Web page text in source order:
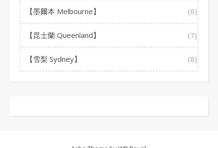
【墨爾本 Melbourne】 (6)
【昆士蘭 Queenland】 (7)
【雪梨 Sydney】 (8)